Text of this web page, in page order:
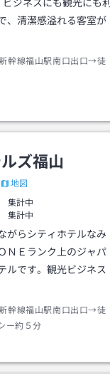
ジネスにも観光にも利
、清潔感溢れる客室が
幹線福山駅南口出口→徒
ズ福山
地図
集計中
集計中
がらシティホテルなみ
ＮＥランク上のジャパ
ルです。観光ビジネス
幹線福山駅南口出口→徒
ー約５分